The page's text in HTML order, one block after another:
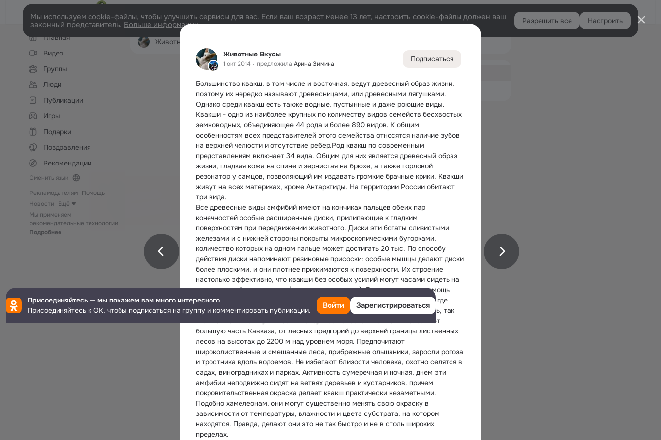
Животные Вкусы
1 окт 2014 предложила Арина Зимина
Подписаться
Большинство квакш, в том числе и восточная, ведут древесный образ жизни,
поэтому их нередко называют древесницами, или древесными лягушками.
Однако среди квакш есть также водные, пустынные и даже роющие виды.
Квакши - одно из наиболее крупных по количеству видов семейств бесхвостых
земноводных, объединяющее 44 рода и более 890 видов. К общим
особенностям всех представителей этого семейства относятся наличие зубов
на верхней челюсти и отсутствие ребер.Род квакш по современным
представлениям включает 34 вида. Общим для них является древесный образ
жизни, гладкая кожа на спине и зернистая на брюхе, а также горловой
резонатор у самцов, позволяющий им издавать громкие брачные крики. Квакши
живут на всех материках, кроме Антарктиды. На территории России обитают
три вида.
Все древесные виды амфибий имеют на кончиках пальцев обеих пар
конечностей особые расширенные диски, прилипающие к гладким
поверхностям при передвижении животного. Диски эти богаты слизистыми
железами и с нижней стороны покрыты микроскопическими бугорками,
количество которых на одном пальце может достигать 20 тыс. По способу
действия диски напоминают резиновые присоски: особые мышцы делают диски
более плоскими, и они плотнее прижимаются к поверхности. Их строение
настолько эффективно, что квакши без особых усилий могут часами сидеть на
очень гладкой поверхности (например, на стекле). Дополнительную помощь
оказывает и своеобразное ячеистое строение кожи на горле и брюшке, где
также расположены специальные железы. Они выделяют клейкую слизь, так
что квакша как бы прилипает к поверхности.Восточные квакши заселяют
большую часть Кавказа, от лесных предгорий до верхней границы лиственных
лесов на высотах до 2200 м над уровнем моря. Предпочитают
широколиственные и смешанные леса, прибрежные ольшаники, заросли рогоза
и тростника вдоль водоемов. Не избегают близости человека, охотно селятся в
садах, виноградниках и парках. Активность сумеречная и ночная, днем эти
амфибии неподвижно сидят на ветвях деревьев и кустарников, причем
покровительственная окраска делает квакш практически незаметными.
Подобно хамелеонам, они могут существенно менять свою окраску в
зависимости от температуры, влажности и цвета субстрата, на котором
находятся. Правда, делают они это не так быстро и не в столь широких
пределах.
Войти
Мы используем cookie-файлы, чтобы улучшить сервисы для вас. Если ваш возраст менее 13 лет, настроить cookie-файлы должен ваш
законный представитель. Больше информации Разрешить все Настроить
Левая
колонкаГлавная
Видео
Группы
Люди
Публикации
Игры
Подарки
Поздравления
Рекомендации
Сменить язык
Рекламодателям Помощь
Новости
Ещё
Мы применяем
рекомендательные технологии
Подробнее
Животные Вкусы
Дополнительная
Обсуждаемые
Присоединяйтесь — мы покажем вам много интересного
Присоединяйтесь к ОК, чтобы подписаться на группу и комментировать публикации.
Войти Зарегистрироваться